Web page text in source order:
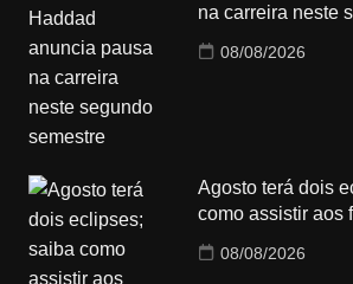
na carreira neste
08/08/2026
Agosto terá dois
como assistir aos
08/08/2026